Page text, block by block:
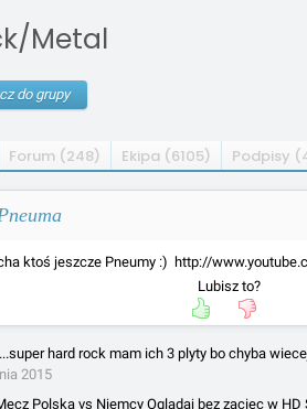
Metal
do grupy
Forum (248) Ekipa (6105) Podpisy
ktoś jeszcze Pneumy :) http://
Lubisz to?
hard rock mam ich 3 plyty bo chyba
2015
Polska vs Niemcy Oglądaj bez zacięc w